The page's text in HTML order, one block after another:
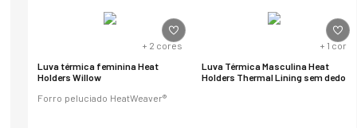
+ 2 cores
Luva térmica feminina Heat
Holders Willow
Forro peluciado HeatWeaver®
+ 1 cor
Luva Térmica Masculina Heat
Holders Thermal Lining sem dedo